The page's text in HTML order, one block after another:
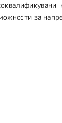
за